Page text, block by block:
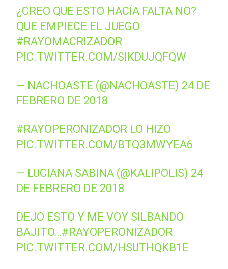
¿CREO QUE ESTO HACÍA FALTA NO?
QUE EMPIECE EL JUEGO
#RAYOMACRIZADOR
PIC.TWITTER.COM/SIKDUJQFQW
— NACHOASTE (@NACHOASTE) 24 DE
FEBRERO DE 2018
#RAYOPERONIZADOR LO HIZO
PIC.TWITTER.COM/BTQ3MWYEA6
— LUCIANA SABINA (@KALIPOLIS) 24
DE FEBRERO DE 2018
DEJO ESTO Y ME VOY SILBANDO
BAJITO…#RAYOPERONIZADOR
PIC.TWITTER.COM/HSUTHQKB1E